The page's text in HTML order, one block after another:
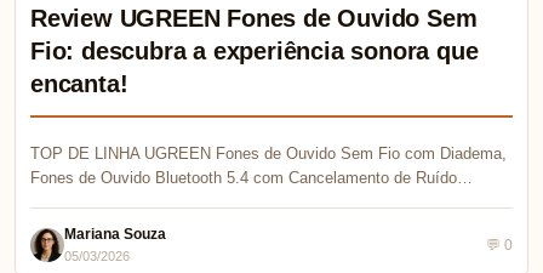
Review UGREEN Fones de Ouvido Sem
Fio: descubra a experiência sonora que
encanta!
TOP DE LINHA UGREEN Fones de Ouvido Sem Fio com Diadema,
Fones de Ouvido Bluetooth 5.4 com Cancelamento de Ruído…
Mariana Souza
05/03/2026
💬 0